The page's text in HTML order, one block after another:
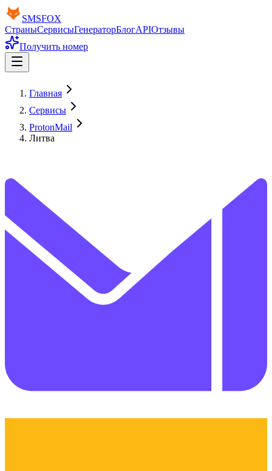
SMSFOX
СтраныСервисыГенераторБлогAPIОтзывы
Получить номер
Главная
Сервисы
ProtonMail
Литва